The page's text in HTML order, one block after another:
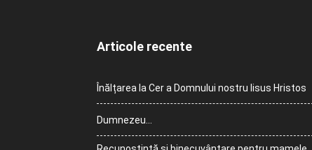
Articole recente
Înălțarea la Cer a Domnului nostru Iisus Hristos
Dumnezeu…